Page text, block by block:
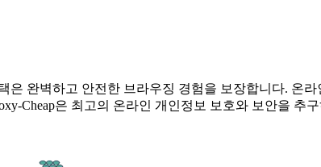
완벽하고 안전한 브라우징 경험을 보장합니다. 온
Cheap은 최고의 온라인 개인정보 보호와 보안을 추